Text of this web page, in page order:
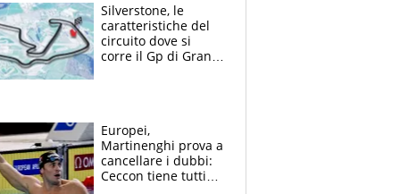
Silverstone, le
caratteristiche del
circuito dove si
corre il Gp di Gran
Europei,
Martinenghi prova a
cancellare i dubbi:
Ceccon tiene tutti